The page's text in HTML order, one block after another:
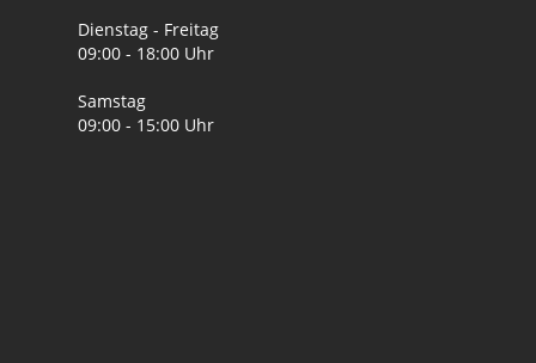
Dienstag - Freitag
09:00 - 18:00 Uhr
Samstag
09:00 - 15:00 Uhr